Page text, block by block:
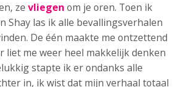
ze vliegen om je oren. Toen ik
Shay las ik alle bevallingsverhalen
De één maakte me ontzettend
liet me weer heel makkelijk denken
stapte ik er ondanks alle
in, ik wist dat mijn verhaal totaal